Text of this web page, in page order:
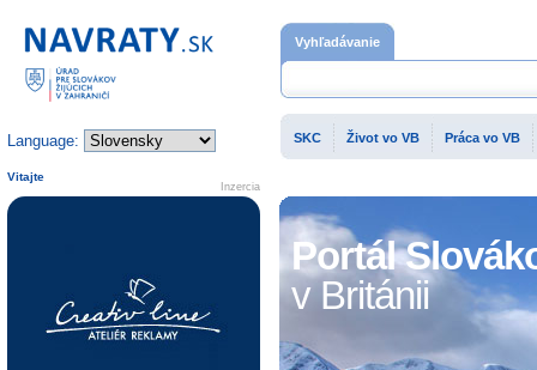
Portál
v Británii
Domovská stránka
Language:
Vyhľadávanie
SKC Život vo VB Práca vo VB
Inzercia
Vitajte